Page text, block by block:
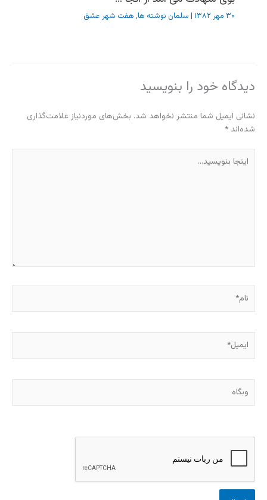
۳۰ مهر ۱۳۸۲ | سلمان نوشته ها, هفت شهر عشق
دیدگاه‌ خود را بنویسید
نشانی ایمیل شما منتشر نخواهد شد. بخش‌های موردنیاز علامت‌گذاری
شده‌اند *
بنویسید…
وبگاه